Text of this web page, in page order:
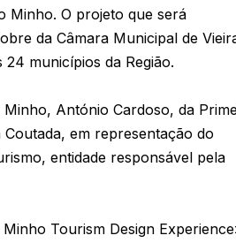
Minho. O projeto que será
da Câmara Municipal de
municípios da Região.
António Cardoso, da
em representação do
entidade responsável pela
Tourism Design